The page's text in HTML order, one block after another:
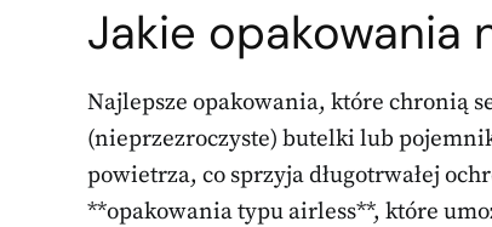
Jakie opakowania
Najlepsze opakowania, które chronią
(nieprzezroczyste) butelki lub
powietrza, co sprzyja długotrwałej
**opakowania typu airless**, które